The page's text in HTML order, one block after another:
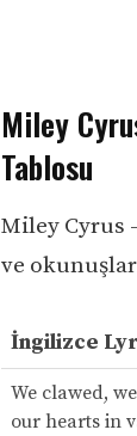
Miley
Tablosu
Miley Cyrus
ve
İngilizce
We clawed,
our hearts in